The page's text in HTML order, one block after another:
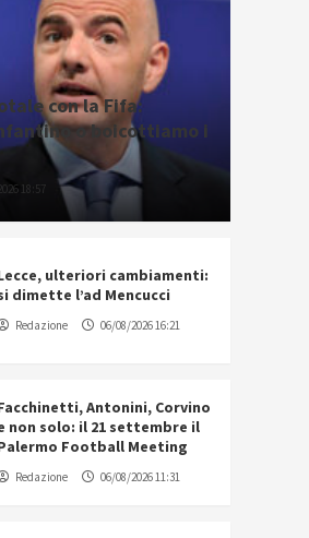
con la Fifa:
o boicottiamo i
18:57
ulteriori cambiamenti:
dimette l’ad Mencucci
Redazione 06/08/2026 16:21
Antonini, Corvino
non solo: il 21 settembre il
Football Meeting
Redazione 06/08/2026 11:31